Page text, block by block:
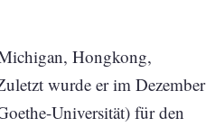
Hongkong,
wurde er im Dezember
Universität) für den